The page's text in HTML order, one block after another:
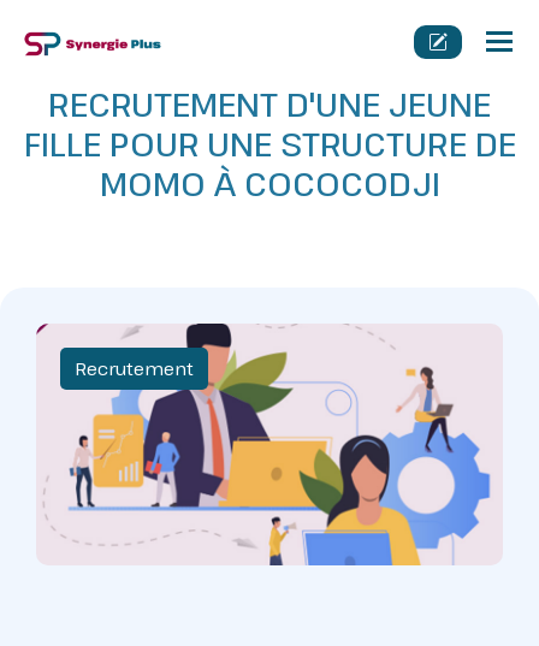
RECRUTEMENT D'UNE JEUNE
FILLE POUR UNE STRUCTURE DE
MOMO À COCOCODJI
Recrutement